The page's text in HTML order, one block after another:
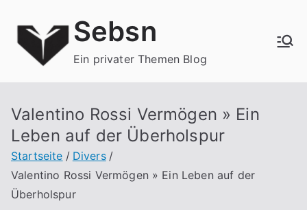
Inhalt
springen
Sebsn
Ein privater Themen Blog
Valentino Rossi Vermögen » Ein
Leben auf der Überholspur
Startseite
Divers
Valentino Rossi Vermögen » Ein Leben auf der
Überholspur